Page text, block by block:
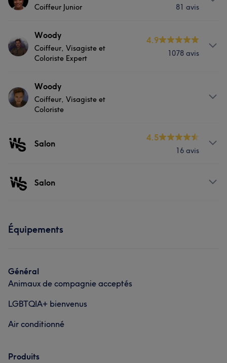
Coiffeur Junior 81 avis
Prestations
Massage Coiffure
Woody
Coiffeur, Visagiste et
Coloriste Expert
4.9
1078 avis
Prestations
Massage
Portfolio
Woody
Coiffeur, Visagiste et
Coloriste
Prestations
Salon
4.5
16 avis
PrestationsSalon
Équipements
Général
Animaux de compagnie acceptés
LGBTQIA+ bienvenus
Air conditionné
Produits